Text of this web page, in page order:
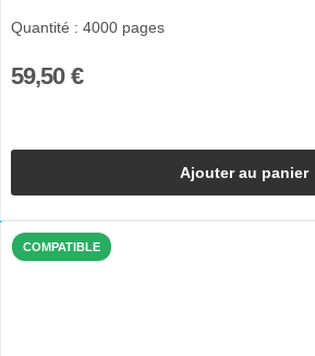
Quantité : 4000 pages
59,50 €
Ajouter au panier
COMPATIBLE